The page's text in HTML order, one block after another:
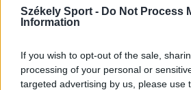
Székely Sport - Do Not Process
Information
If you wish to opt-out of the sale,
processing of your personal or
targeted advertising by us, please use